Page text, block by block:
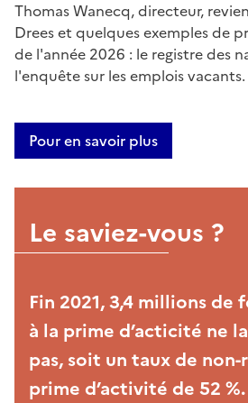
Thomas Wanecq, directeur,
Drees et quelques exemples de
de l'année 2026 : le registre des
l'enquête sur les emplois vacants.
Pour en savoir plus
Le saviez-vous ?
Fin 2021, 3,4 millions de
à la prime d’acticité ne
pas, soit un taux de non-
prime d’activité de 52 %.